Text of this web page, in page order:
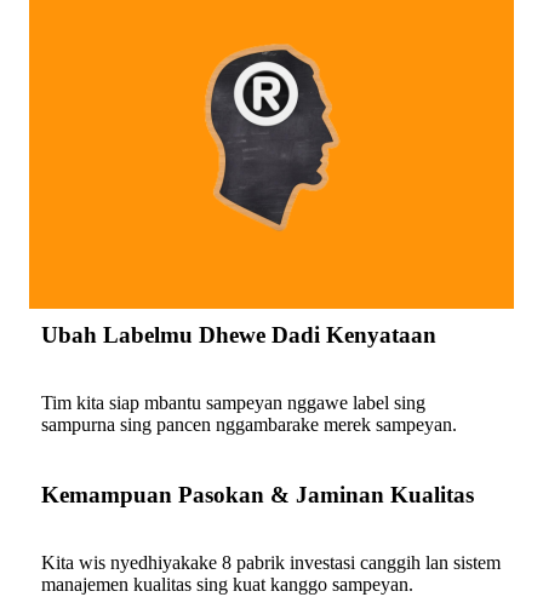
Ubah Labelmu Dhewe Dadi Kenyataan
Tim kita siap mbantu sampeyan nggawe label sing
sampurna sing pancen nggambarake merek sampeyan.
Kemampuan Pasokan & Jaminan Kualitas
Kita wis nyedhiyakake 8 pabrik investasi canggih lan sistem
manajemen kualitas sing kuat kanggo sampeyan.